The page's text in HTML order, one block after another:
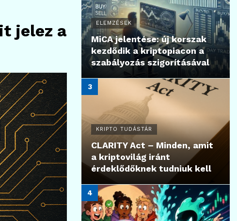
jelez a
ELEMZÉSEK
MiCA jelentése: új korszak
kezdődik a kriptopiacon a
szabályozás szigorításával
KRIPTO TUDÁSTÁR
CLARITY Act – Minden, amit
a kriptovilág iránt
érdeklődőknek tudniuk kell